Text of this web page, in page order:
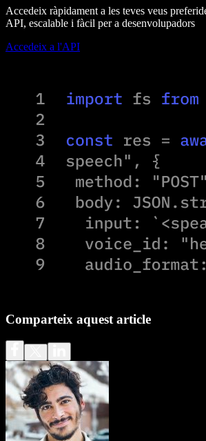
Accedeix ràpidament a les teves veus
API, escalable i fàcil per a desenvolupadors
Accedeix a l'API
Comparteix aquest article